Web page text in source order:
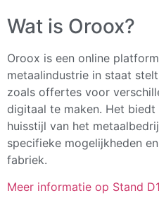
Wat is Oroox?
Oroox is een online
metaalindustrie in staat
zoals offertes voor
digitaal te maken. Het
huisstijl van het
specifieke mogelijkheden
fabriek.
Meer informatie op Stand